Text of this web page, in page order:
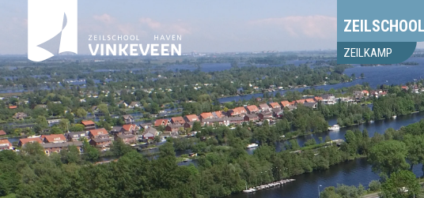
ZEILSCHOOL
ZEILKAMP